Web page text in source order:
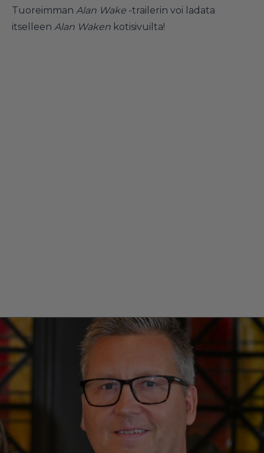
Tuoreimman Alan Wake -trailerin voi ladata
itselleen Alan Waken kotisivuilta!